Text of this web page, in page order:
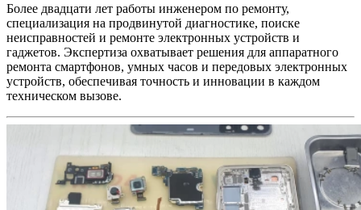
Более двадцати лет работы инженером по ремонту,
специализация на продвинутой диагностике, поиске
неисправностей и ремонте электронных устройств и
гаджетов. Экспертиза охватывает решения для аппаратного
ремонта смартфонов, умных часов и передовых электронных
устройств, обеспечивая точность и инновации в каждом
техническом вызове.